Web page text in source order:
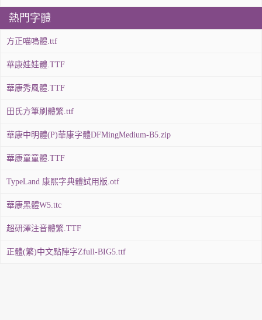
熱門字體
方正喵嗚體.ttf
華康娃娃體.TTF
華康秀風體.TTF
田氏方筆刷體繁.ttf
華康中明體(P)華康字體DFMingMedium-B5.zip
華康童童體.TTF
TypeLand 康熙字典體試用版.otf
華康黑體W5.ttc
超研澤注音體繁.TTF
正體(繁)中文點陣字Zfull-BIG5.ttf